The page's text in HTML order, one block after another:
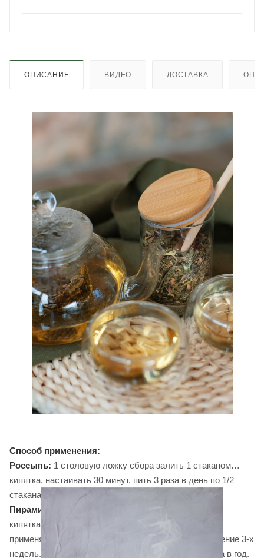
ОПИСАНИЕ ВИДЕО ДОСТАВКА
Способ применения:
Россыпь: 1 столовую ложку сбора залить 1 стаканом
кипятка, настаивать 30 минут, пить 3 раза в день по 1/2
стакана за 30 минут до еды.
Пирамидка:
кипятка, дать настояться 30 минут. Рекомендуется
применять за 15 минут до еды 2-3 раза в день в течение 3-х
недель. При необходимости курс повторять 2-3 раза в год.